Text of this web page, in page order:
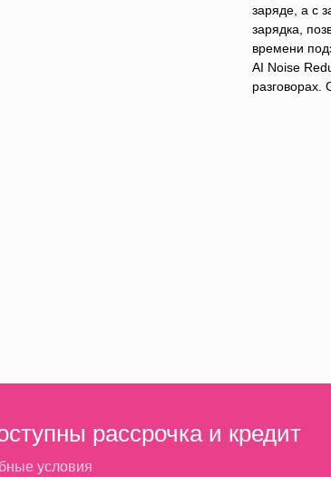
заряде, а с
зарядка,
времени
AI Noise
разговорах.
рассрочка и кредит
условия